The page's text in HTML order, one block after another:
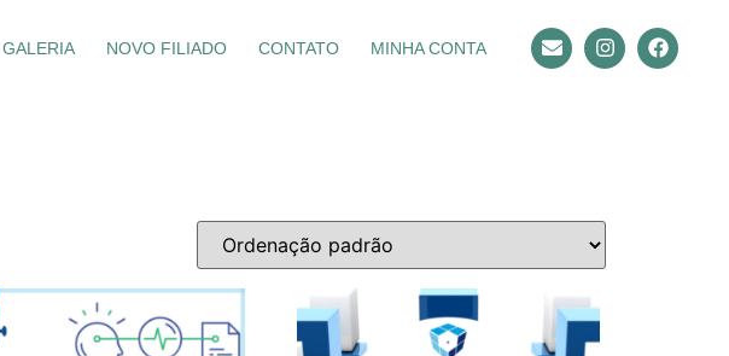
GALERIA NOVO FILIADO CONTATO MINHA CONTA